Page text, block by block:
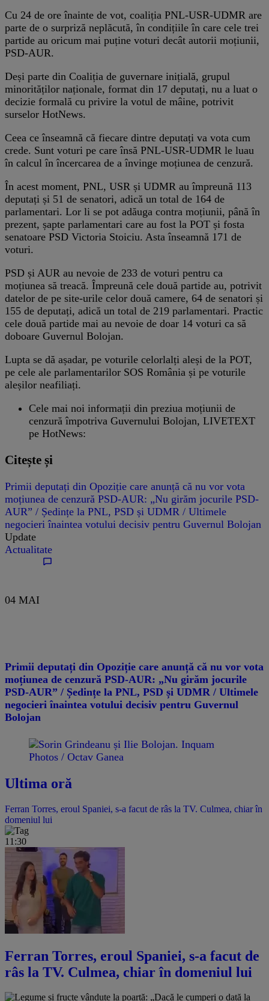
Cu 24 de ore înainte de vot, coaliția PNL-USR-UDMR are
parte de o surpriză neplăcută, în condițiile în care cele trei
partide au oricum mai puține voturi decât autorii moțiunii,
PSD-AUR.
Deși parte din Coaliția de guvernare inițială, grupul
minorităților naționale, format din 17 deputați, nu a luat o
decizie formală cu privire la votul de mâine, potrivit
surselor HotNews.
Ceea ce înseamnă că fiecare dintre deputați va vota cum
crede. Sunt voturi pe care însă PNL-USR-UDMR le luau
în calcul în încercarea de a învinge moțiunea de cenzură.
În acest moment, PNL, USR și UDMR au împreună 113
deputați și 51 de senatori, adică un total de 164 de
parlamentari. Lor li se pot adăuga contra moțiunii, până în
prezent, șapte parlamentari care au fost la POT și fosta
senatoare PSD Victoria Stoiciu. Asta înseamnă 171 de
voturi.
PSD și AUR au nevoie de 233 de voturi pentru ca
moțiunea să treacă. Împreună cele două partide au, potrivit
datelor de pe site-urile celor două camere, 64 de senatori și
155 de deputați, adică un total de 219 parlamentari. Practic
cele două partide mai au nevoie de doar 14 voturi ca să
doboare Guvernul Bolojan.
Lupta se dă așadar, pe voturile celorlalți aleși de la POT,
pe cele ale parlamentarilor SOS România și pe voturile
aleșilor neafiliați.
Cele mai noi informații din preziua moțiunii de
cenzură împotriva Guvernului Bolojan, LIVETEXT
pe HotNews:
Citește și
Primii deputați din Opoziție care anunță că nu vor vota
moțiunea de cenzură PSD-AUR: „Nu girăm jocurile PSD-
AUR” / Ședințe la PNL, PSD și UDMR / Ultimele
negocieri înaintea votului decisiv pentru Guvernul Bolojan
Update
Actualitate
04 MAI
Primii deputați din Opoziție care anunță că nu vor vota
moțiunea de cenzură PSD-AUR: „Nu girăm jocurile
PSD-AUR” / Ședințe la PNL, PSD și UDMR / Ultimele
negocieri înaintea votului decisiv pentru Guvernul
Bolojan
Ultima oră
Ferran Torres, eroul Spaniei, s-a facut de râs la TV. Culmea, chiar în
domeniul lui
11:30
Ferran Torres, eroul Spaniei, s-a facut de
râs la TV. Culmea, chiar în domeniul lui